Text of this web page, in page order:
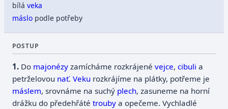
bíláveka
máslo podle potřeby
POSTUP
Do majonézy zamícháme rozkrájenévejce,cibuli a
petrželovou nať.Veku rozkrájíme na plátky, potřeme je
máslem, srovnáme na suchý plech, zasuneme na horní
drážku do předehřátétrouby a opečeme. Vychladlé